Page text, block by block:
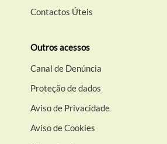
Contactos Úteis
Outros acessos
Canal de Denúncia
Proteção de dados
Aviso de Privacidade
Aviso de Cookies